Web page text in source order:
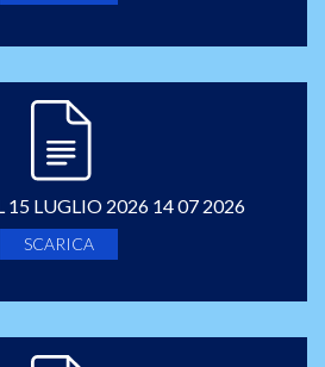
15 LUGLIO 2026 14 07 2026
SCARICA